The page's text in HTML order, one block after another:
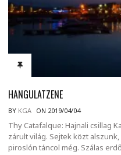
HANGULATZENE
BY KGA ON 2019/04/04
Thy Catafalque: Hajnali csillag
zárult világ. Sejtek közt
piroslón táncol még. Szálas